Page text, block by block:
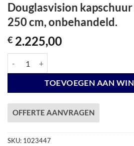
Douglasvision
250 cm, onbehandeld.
€ 2.225,00
TOEVOEGEN AAN
OFFERTE AANVRAGEN
SKU: 1023447